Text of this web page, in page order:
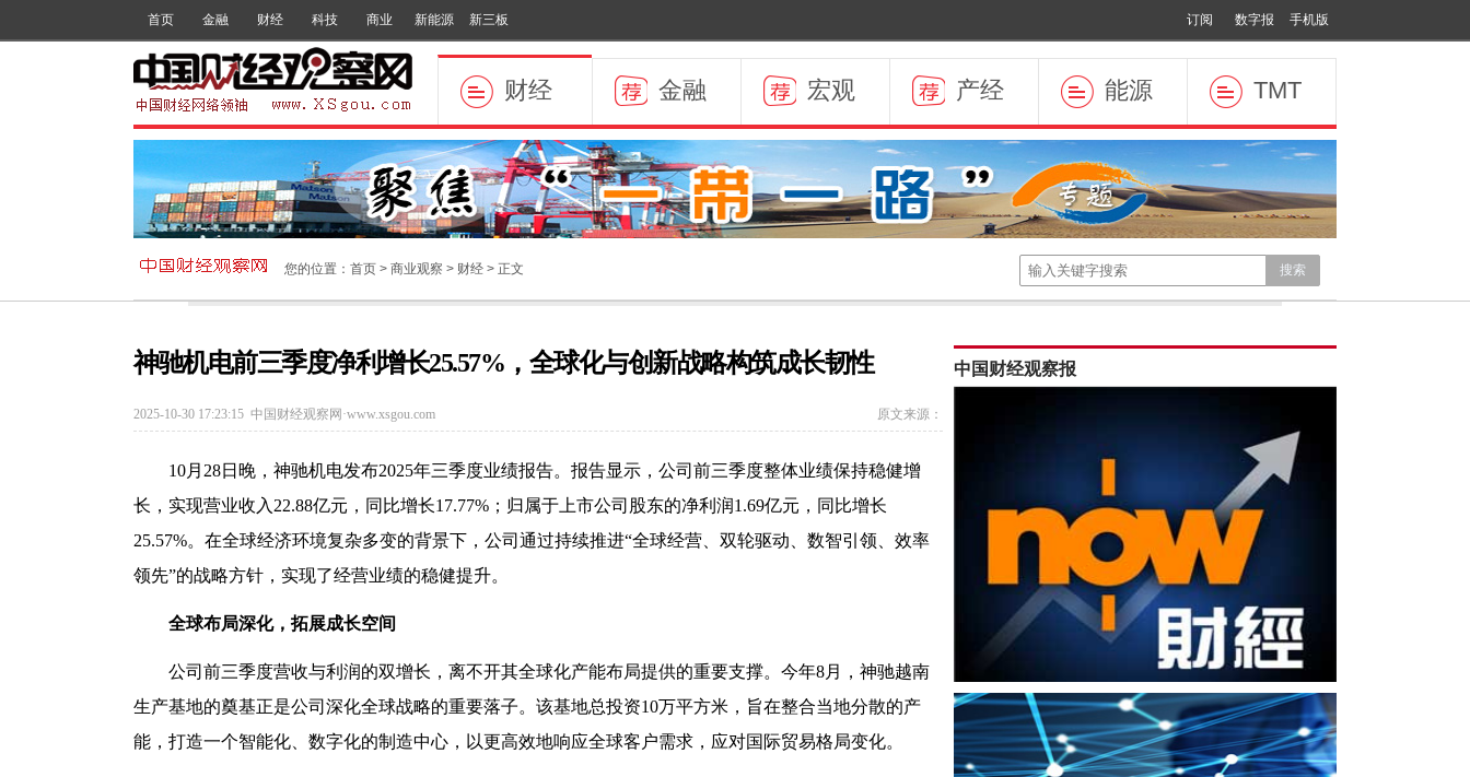
首页 金融 财经 科技 商业 新能源 新三板 手机版
数字报
订阅
财经 金融 宏观 产经 能源 TMT
您的位置： 首页 > 商业观察 > 财经 > 正文
神驰机电前三季度净利增长25.57%，全球化与创新战略构筑成长韧性
2025-10-30 17:23:15 中国财经观察网·www.xsgou.com 原文来源：
10月28日晚，神驰机电发布2025年三季度业绩报告。报告显示，公司前三季度整体业绩保持稳健增
长，实现营业收入22.88亿元，同比增长17.77%；归属于上市公司股东的净利润1.69亿元，同比增长
25.57%。在全球经济环境复杂多变的背景下，公司通过持续推进“全球经营、双轮驱动、数智引领、效率
领先”的战略方针，实现了经营业绩的稳健提升。
全球布局深化，拓展成长空间
公司前三季度营收与利润的双增长，离不开其全球化产能布局提供的重要支撑。今年8月，神驰越南
生产基地的奠基正是公司深化全球战略的重要落子。该基地总投资10万平方米，旨在整合当地分散的产
能，打造一个智能化、数字化的制造中心，以更高效地响应全球客户需求，应对国际贸易格局变化。